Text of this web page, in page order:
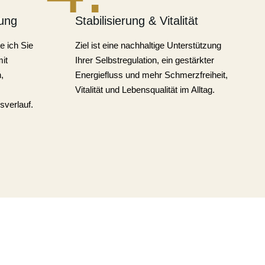
ich Sie
Stabilisierung & Vitalität
Ziel ist eine nachhaltige Unterstützung
Ihrer Selbstregulation, ein gestärkter
Energiefluss und mehr Schmerzfreiheit,
Vitalität und Lebensqualität im Alltag.